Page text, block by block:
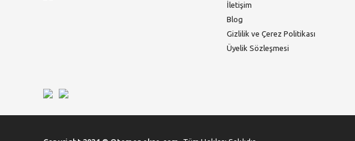
İletişim
Blog
Gizlilik ve Çerez Politikası
Üyelik Sözleşmesi